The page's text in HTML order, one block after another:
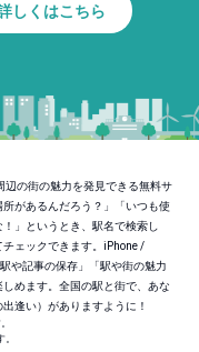
しくはこちら
辺の街の魅力を発見できる無料サ
があるんだろう？」「いつも使
」というとき、駅名で検索し
ェックできます。iPhone /
や記事の保存」「駅や街の魅力
めます。全国の駅と街で、あな
逢い）がありますように！